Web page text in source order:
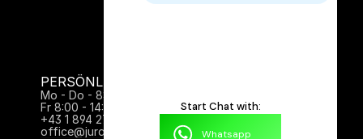
PERSÖNLICH FÜR SIE DA:
Mo - Do - 8:00 - 17:00 Uhr
Fr 8:00 - 14:00
+43 1 894 27 61
office@juraczka.at
Start Chat with:
Whatsapp